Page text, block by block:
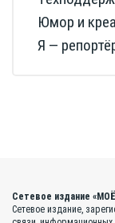
Юмор и
Я —
Сетевое издание
Сетевое издание,